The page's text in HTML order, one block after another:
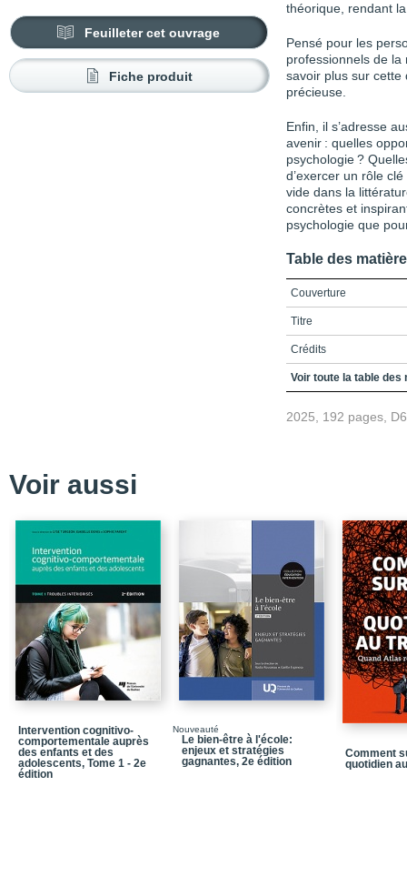
Feuilleter cet ouvrage
Fiche produit
théorique, rendant
Pensé pour les
professionnels de la
savoir plus sur cette
précieuse.
Enfin, il s’adresse
avenir : quelles
psychologie ?
d’exercer un rôle
vide dans la
concrètes et
psychologie que
Table des
Couverture
Titre
Crédits
Table des matières
Principales
Environnement de
Formation et
Présentation d’une
Conclusion
Références
Chapitre 2 / La
Nature de la pratique
Fondements théoriques
Principales
Voir toute la table des
2025, 192 pages,
Voir aussi
Intervention cognitivo-
comportementale auprès
des enfants et des
adolescents, Tome 1 - 2e
édition
Nouveauté
Le bien-être à l'école:
enjeux et stratégies
gagnantes, 2e édition
Comment
quotidien